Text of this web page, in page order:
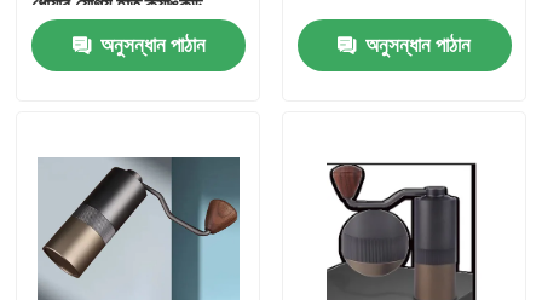
পণ্য
VR প্রদর্শন
ধোয়ার যোগ্য হাত ক্র্যাঙ্কড
অনুসন্ধান পাঠান
অনুসন্ধান পাঠান